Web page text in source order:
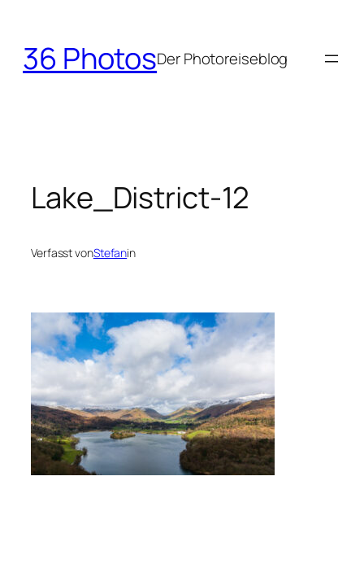
springen
36 PhotosDer Photoreiseblog
Lake_District-12
Verfasst vonStefanin